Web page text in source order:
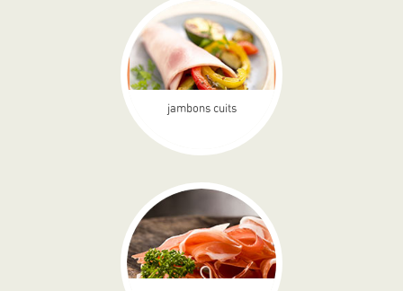
jambons cuits